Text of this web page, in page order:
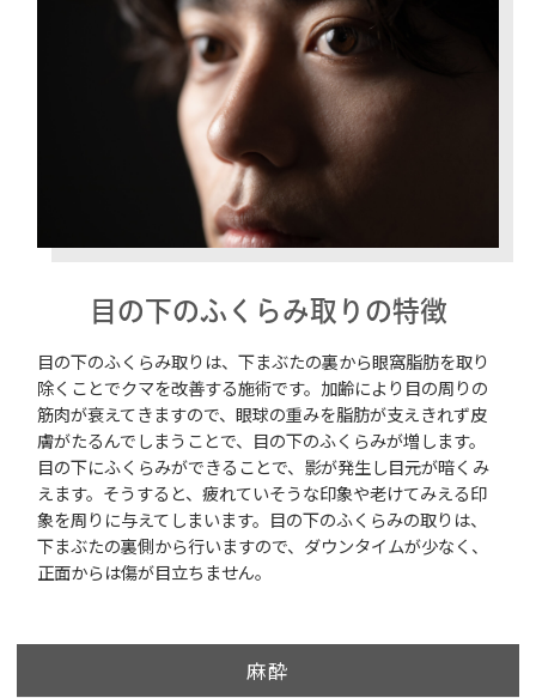
目の下のふくらみ取りの特徴
目の下のふくらみ取りは、下まぶたの裏から眼窩脂肪を取り
除くことでクマを改善する施術です。加齢により目の周りの
筋肉が衰えてきますので、眼球の重みを脂肪が支えきれず皮
膚がたるんでしまうことで、目の下のふくらみが増します。
目の下にふくらみができることで、影が発生し目元が暗くみ
えます。そうすると、疲れていそうな印象や老けてみえる印
象を周りに与えてしまいます。目の下のふくらみの取りは、
下まぶたの裏側から行いますので、ダウンタイムが少なく、
正面からは傷が目立ちません。
麻酔